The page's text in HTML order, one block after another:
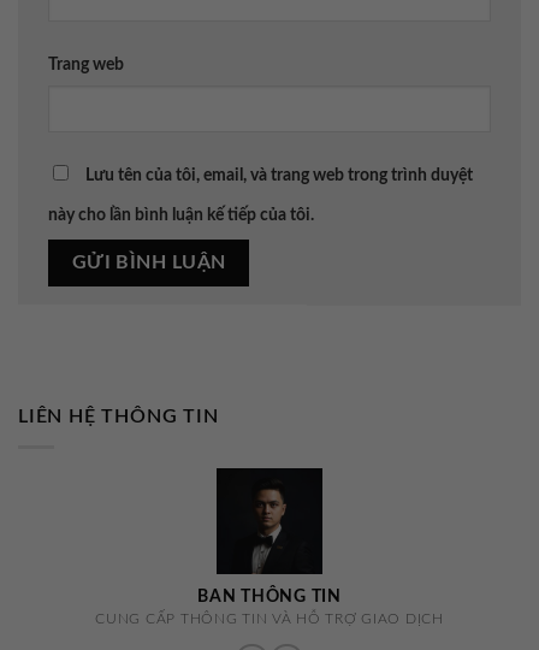
Trang web
Lưu tên của tôi, email, và trang web trong trình duyệt
này cho lần bình luận kế tiếp của tôi.
LIÊN HỆ THÔNG TIN
BAN THÔNG TIN
CUNG CẤP THÔNG TIN VÀ HỖ TRỢ GIAO DỊCH